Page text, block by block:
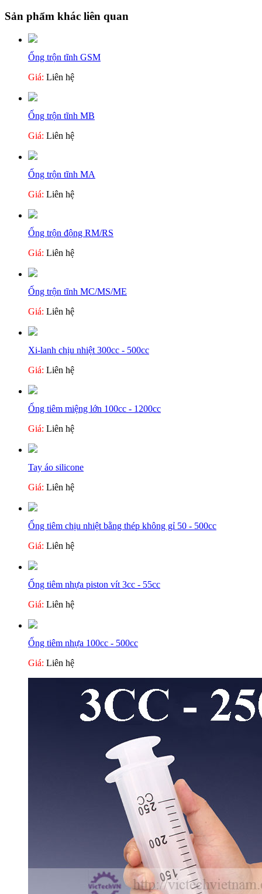
Sản phẩm khác liên quan
Ống trộn tĩnh GSM
Giá: Liên hệ
Ống trộn tĩnh MB
Giá: Liên hệ
Ống trộn tĩnh MA
Giá: Liên hệ
Ống trộn động RM/RS
Giá: Liên hệ
Ống trộn tĩnh MC/MS/ME
Giá: Liên hệ
Xi-lanh chịu nhiệt 300cc - 500cc
Giá: Liên hệ
Ống tiêm miệng lớn 100cc - 1200cc
Giá: Liên hệ
Tay áo silicone
Giá: Liên hệ
Ống tiêm chịu nhiệt bằng thép không gỉ 50 - 500cc
Giá: Liên hệ
Ống tiêm nhựa piston vít 3cc - 55cc
Giá: Liên hệ
Ống tiêm nhựa 100cc - 500cc
Giá: Liên hệ